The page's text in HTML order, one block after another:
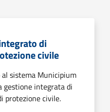
di
civile
al sistema Municipium
gestione integrata di
protezione civile.